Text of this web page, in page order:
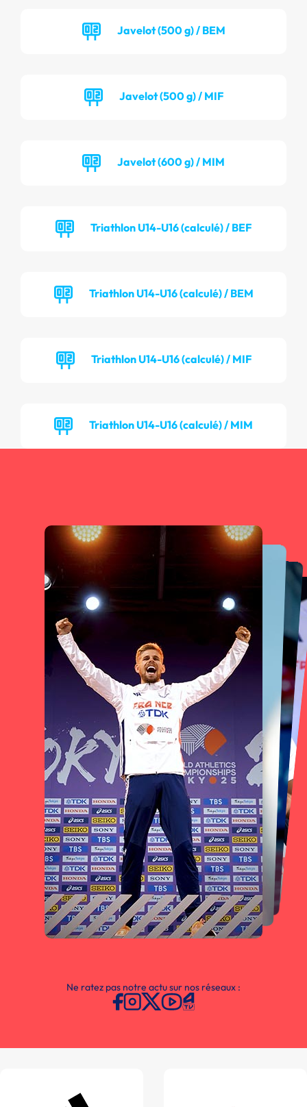
Javelot (500 g) / BEM
Javelot (500 g) / MIF
Javelot (600 g) / MIM
Triathlon U14-U16 (calculé) / BEF
Triathlon U14-U16 (calculé) / BEM
Triathlon U14-U16 (calculé) / MIF
Triathlon U14-U16 (calculé) / MIM
Ne ratez pas notre actu sur nos réseaux :